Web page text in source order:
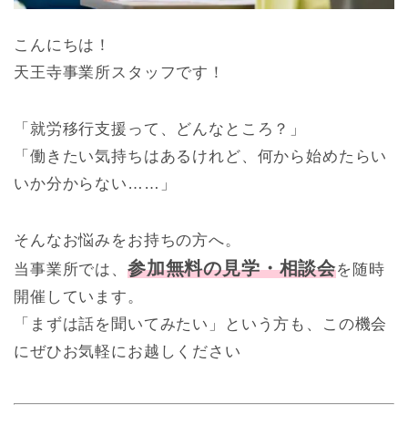
こんにちは！
天王寺事業所スタッフです！
「就労移行支援って、どんなところ？」
「働きたい気持ちはあるけれど、何から始めたらい
いか分からない……」
そんなお悩みをお持ちの方へ。
当事業所では、 参加無料の見学・相談会を随時
開催しています。
「まずは話を聞いてみたい」という方も、この機会
にぜひお気軽にお越しください